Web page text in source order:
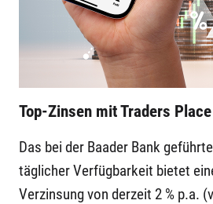
Top-Zinsen mit Traders Place
Das bei der Baader Bank
täglicher Verfügbarkeit bietet
Verzinsung von derzeit 2 % p.a.